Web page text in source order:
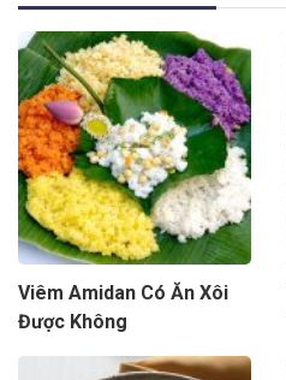
Viêm Amidan Có Ăn Xôi
Được Không